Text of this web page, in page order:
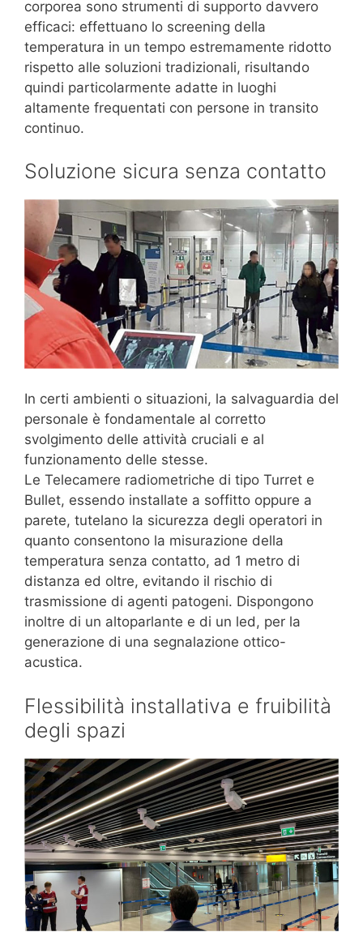
corporea sono strumenti di supporto davvero
efficaci: effettuano lo screening della
temperatura in un tempo estremamente ridotto
rispetto alle soluzioni tradizionali, risultando
quindi particolarmente adatte in luoghi
altamente frequentati con persone in transito
continuo.
Soluzione sicura senza contatto
In certi ambienti o situazioni, la salvaguardia del
personale è fondamentale al corretto
svolgimento delle attività cruciali e al
funzionamento delle stesse.
Le Telecamere radiometriche di tipo Turret e
Bullet, essendo installate a soffitto oppure a
parete, tutelano la sicurezza degli operatori in
quanto consentono la misurazione della
temperatura senza contatto, ad 1 metro di
distanza ed oltre, evitando il rischio di
trasmissione di agenti patogeni. Dispongono
inoltre di un altoparlante e di un led, per la
generazione di una segnalazione ottico-
acustica.
Flessibilità installativa e fruibilità
degli spazi